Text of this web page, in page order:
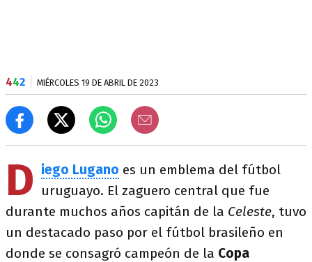
442 MIÉRCOLES 19 DE ABRIL DE 2023
D iego Lugano es un emblema del fútbol
uruguayo. El zaguero central que fue
durante muchos años capitán de la Celeste, tuvo
un destacado paso por el fútbol brasileño en
donde se consagró campeón de la Copa